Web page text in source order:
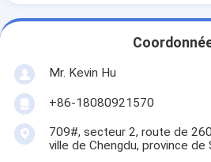
Mr. Kevin Hu
+86-18080921570
709#, secteur 2, route de
ville de Chengdu, province de